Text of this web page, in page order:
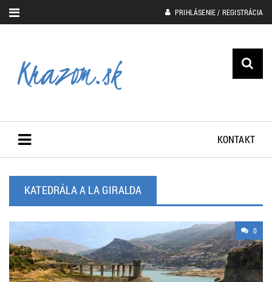
PRIHLÁSENIE / REGISTRÁCIA
KONTAKT
KATEDRÁLA A LA GIRALDA
0